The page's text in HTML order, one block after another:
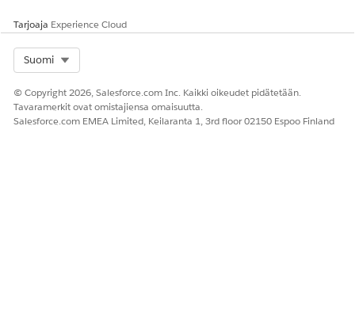
Päivitettävän omaisuuden Omaisuuden nimi -sarakkeesta.
Valitse paketoiduille omaisuuksille ylätason omaisuus
alitason omaisuuden sijaan.
ValitsePeruuta
Valitse peruutuspäivä kalenterista ja napsauta Lähetä.
Järjestelmä luo peruutustarjouksen tai tilauksen.
Tarkasta peruutuspyyntösi ja tallenna muutoksesi.
Tarjoaja Experience Cloud
Suomi
© Copyright 2026, Salesforce.com Inc. Kaikki oikeudet pidätetään.
Tavaramerkit ovat omistajiensa omaisuutta.
Salesforce.com EMEA Limited, Keilaranta 1, 3rd floor 02150 Espoo Finland